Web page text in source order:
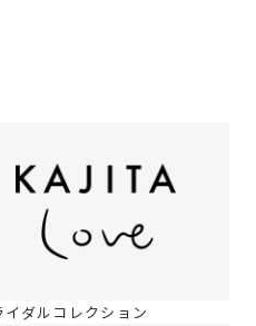
ダルコレクション